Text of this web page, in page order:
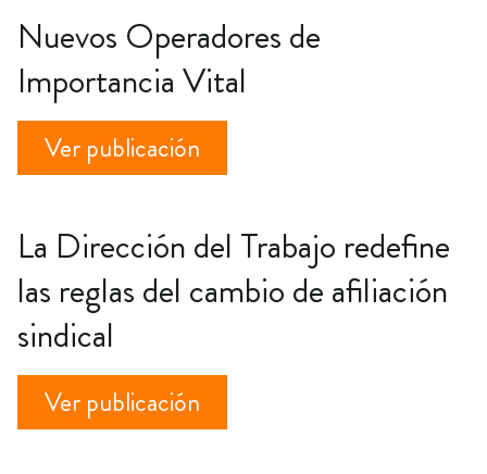
Nuevos Operadores de
Importancia Vital
Ver publicación
La Dirección del Trabajo redefine
las reglas del cambio de afiliación
sindical
Ver publicación